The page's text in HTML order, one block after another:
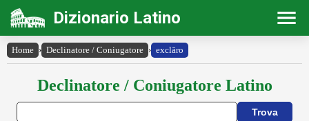
Dizionario Latino
Home › Declinatore / Coniugatore › exclāro
Declinatore / Coniugatore Latino